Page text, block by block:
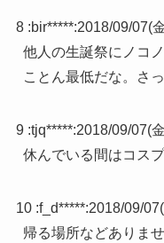
8 :bir*****:2018/09/07(
他人の生誕祭にノコ
ことん最低だな。さ
9 :tjq*****:2018/09/07(
休んでいる間はコス
10 :f_d*****:2018/09/
帰る場所などありま